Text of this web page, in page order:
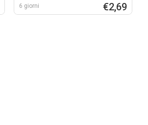
6 giorni €2,69